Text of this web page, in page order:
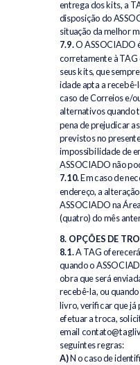
entrega dos kits, a
disposição do
situação da melhor
7.9.O ASSOCIADO
corretamente à TAG
seus kits, que
idade apta a
caso de Correios e/
alternativos quando
pena de prejudicar
previstos no
impossibilidade de
ASSOCIADO não
7.10.Em caso de
endereço, a
ASSOCIADO na
(quatro) do mês
8. OPÇÕES DE
8.1.A TAG
quando o
obra que será
recebê-la, ou
livro, verificar que já
efetuar a troca,
email
seguintes regras:
A)No caso de